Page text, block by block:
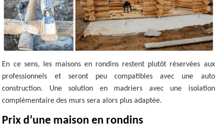
En ce sens, les maisons en rondins restent plutôt réservées aux
professionnels et seront peu compatibles avec une auto
construction. Une solution en madriers avec une isolation
complémentaire des murs sera alors plus adaptée.
Prix d’une maison en rondins